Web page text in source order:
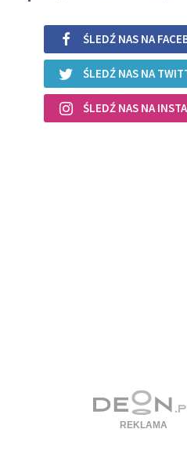
ŚLEDŹ NAS NA
ŚLEDŹ NAS NA
ŚLEDŹ NAS NA